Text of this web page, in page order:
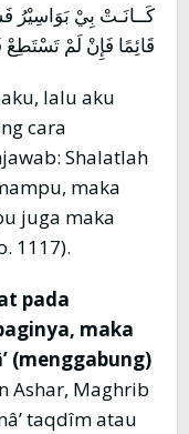
كَــانَـتْ بِيْ
قَائِمًا فَإِنْ لَمْ
lalu aku
maka
juga maka
1117).
pada
maka
(menggabung)
Ashar, Maghrib
taqdîm atau